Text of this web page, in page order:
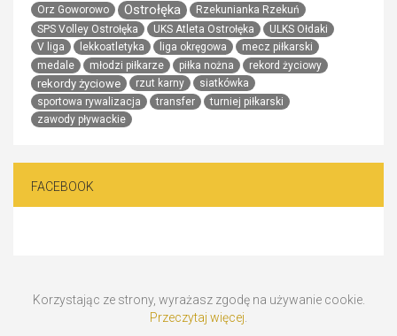
Orz Goworowo
Ostrołęka
Rzekunianka Rzekuń
SPS Volley Ostrołęka
UKS Atleta Ostrołęka
ULKS Ołdaki
V liga
lekkoatletyka liga okręgowa
mecz piłkarski
medale
młodzi piłkarze piłka nożna rekord życiowy
rekordy życiowe rzut karny
siatkówka
sportowa rywalizacja
transfer
turniej piłkarski
zawody pływackie
FACEBOOK
Korzystając ze strony, wyrażasz zgodę na używanie cookie.
Przeczytaj więcej